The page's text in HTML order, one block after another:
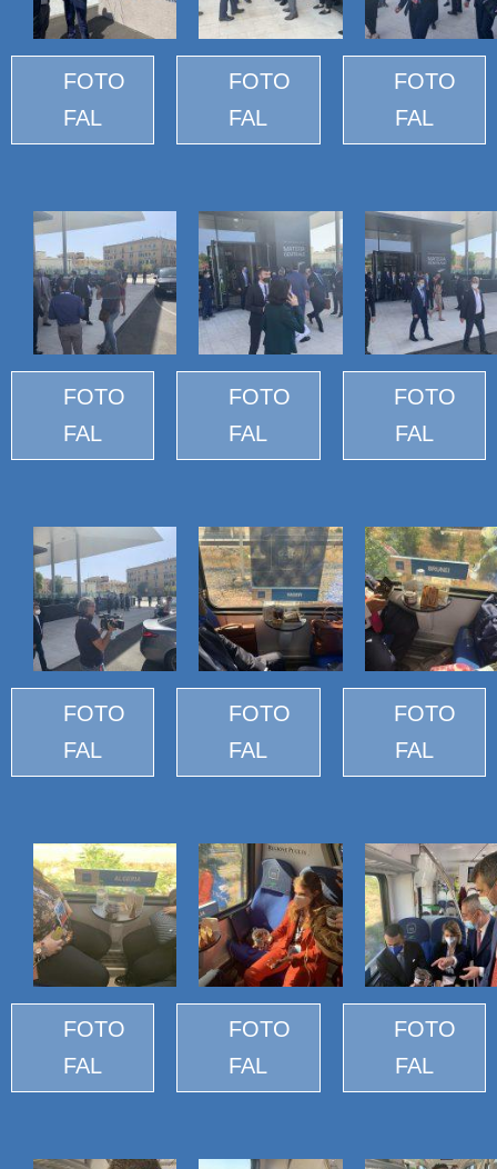
FOTO
FAL
FOTO
FAL
FOTO
FAL
FOTO
FAL
FOTO
FAL
FOTO
FAL
FOTO
FAL
FOTO
FAL
FOTO
FAL
FOTO
FAL
FOTO
FAL
FOTO
FAL